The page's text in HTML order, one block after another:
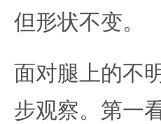
但形状不变。
面对腿上的不
步观察。第一